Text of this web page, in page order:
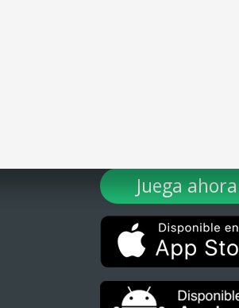
Juega ahora